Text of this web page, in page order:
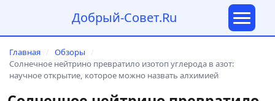
Добрый-Совет.Ru
Главная / Обзоры /
Солнечное нейтрино превратило изотоп углерода в азот:
научное открытие, которое можно назвать алхимией